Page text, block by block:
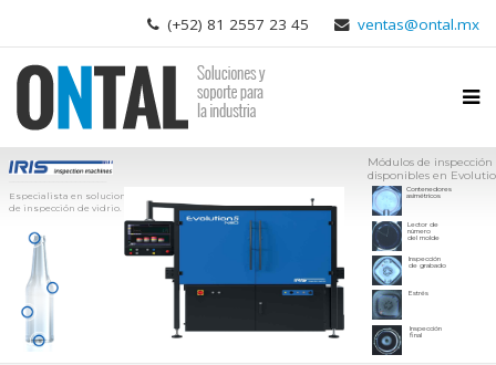
(+52) 81 2557 23 45 ventas@ontal.mx
______________________
Especialista en soluciones
de inspección de vidrio.
Módulos de inspección
disponibles en
Contenedores
asimétricos
Lector de
número
del molde
Inspección
de grabado
Estrés
Inspección
final